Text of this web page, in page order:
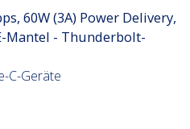
60W (3A) Power Delivery,
Mantel - Thunderbolt-
C-Geräte